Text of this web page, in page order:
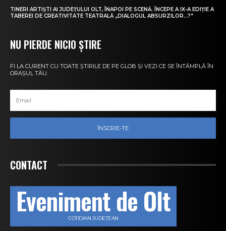
TINERI ARTIȘTI AI JUDEȚULUI OLT, ÎNAPOI PE SCENĂ. ÎNCEPE A IX-A EDIȚIE A
TABEREI DE CREATIVITATE TEATRALĂ „DIALOGUL ABSURZILOR…?”
NU PIERDE NICIO ȘTIRE
FI LA CURENT CU TOATE ȘTIRILE DE PE GLOB ȘI VEZI CE SE ÎNTÂMPLĂ ÎN
ORAȘUL TĂU.
ÎNSCRIE-TE
CONTACT
Eveniment de Olt
COTIDIAN JUDEȚEAN